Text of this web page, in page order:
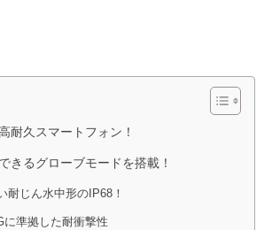
耐久スマートフォン！
きるグローブモードを搭載！
耐じん水中形のIP68！
に準拠した耐衝撃性